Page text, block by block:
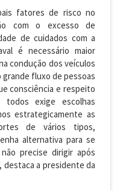
fatores de risco no
com o excesso de
de cuidados com a
é necessário maior
condução dos veículos
fluxo de pessoas
consciência e respeito
exige escolhas
estrategicamente as
de vários tipos,
alternativa para se
precise dirigir após
destaca a presidente da